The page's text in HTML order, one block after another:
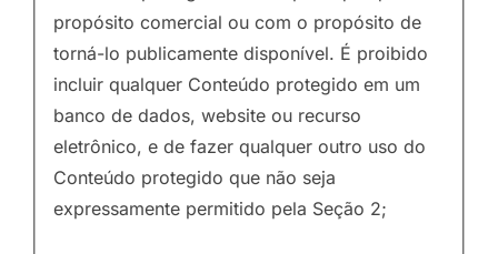
propósito comercial ou com o propósito de
torná-lo publicamente disponível. É proibido
incluir qualquer Conteúdo protegido em um
banco de dados, website ou recurso
eletrônico, e de fazer qualquer outro uso do
Conteúdo protegido que não seja
expressamente permitido pela Seção 2;